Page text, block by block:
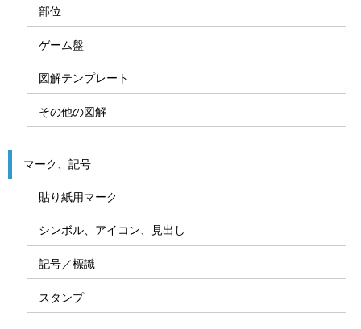
部位
ゲーム盤
図解テンプレート
その他の図解
マーク、記号
貼り紙用マーク
シンボル、アイコン、見出し
記号／標識
スタンプ